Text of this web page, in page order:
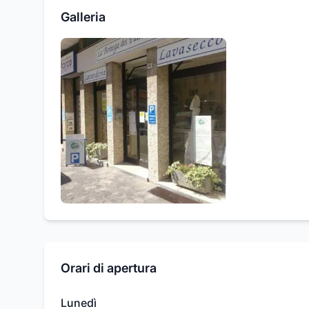
Galleria
Orari di apertura
Lunedì